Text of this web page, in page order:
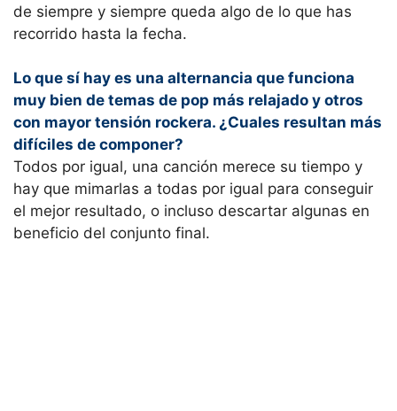
de siempre y siempre queda algo de lo que has
recorrido hasta la fecha.
Lo que sí hay es una alternancia que funciona
muy bien de temas de pop más relajado y otros
con mayor tensión rockera. ¿Cuales resultan más
difíciles de componer?
Todos por igual, una canción merece su tiempo y
hay que mimarlas a todas por igual para conseguir
el mejor resultado, o incluso descartar algunas en
beneficio del conjunto final.